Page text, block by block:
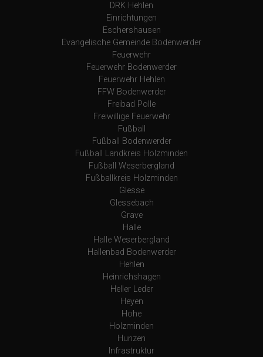
DRK Hehlen
Einrichtungen
Eschershausen
Evangelische Gemeinde Bodenwerder
Feuerwehr
Feuerwehr Bodenwerder
Feuerwehr Hehlen
FFW Bodenwerder
Freibad Polle
Freiwillige Feuerwehr
Fußball
Fußball Bodenwerder
Fußball Landkreis Holzminden
Fußball Weserbergland
Fußballkreis Holzminden
Glesse
Glessebach
Grave
Halle
Halle Weserbergland
Hallenbad Bodenwerder
Hehlen
Heinrichshagen
Heller Leder
Heyen
Hohe
Holzminden
Hunzen
Infrastruktur